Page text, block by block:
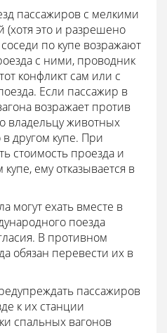
пассажиров с мелкими
это и разрешено
по купе возражают
с ними, проводник
конфликт сам или с
Если пассажир в
возражает против
владельцу животных
в другом купе. При
стоимость проезда и
ему отказывается в
могут ехать вместе в
поезда
В противном
обязан перевести их в
пассажиров
к их станции
спальных вагонов